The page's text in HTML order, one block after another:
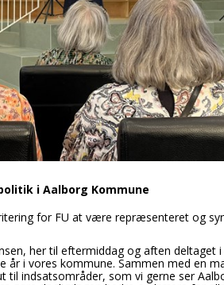
i Aalborg Kommune
for FU at være repræsenteret og
her til eftermiddag og aften deltaget
i vores kommune. Sammen med en
indsatsområder, som vi gerne ser